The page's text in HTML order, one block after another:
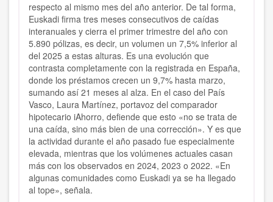
respecto al mismo mes del año anterior. De tal forma,
Euskadi firma tres meses consecutivos de caídas
interanuales y cierra el primer trimestre del año con
5.890 pólizas, es decir, un volumen un 7,5% inferior al
del 2025 a estas alturas. Es una evolución que
contrasta completamente con la registrada en España,
donde los préstamos crecen un 9,7% hasta marzo,
sumando así 21 meses al alza. En el caso del País
Vasco, Laura Martínez, portavoz del comparador
hipotecario iAhorro, defiende que esto «no se trata de
una caída, sino más bien de una corrección». Y es que
la actividad durante el año pasado fue especialmente
elevada, mientras que los volúmenes actuales casan
más con los observados en 2024, 2023 o 2022. «En
algunas comunidades como Euskadi ya se ha llegado
al tope», señala.